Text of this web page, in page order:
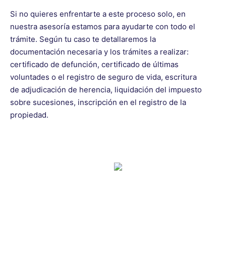
Si no quieres enfrentarte a este proceso solo, en
nuestra asesoría estamos para ayudarte con todo el
trámite. Según tu caso te detallaremos la
documentación necesaria y los trámites a realizar:
certificado de defunción, certificado de últimas
voluntades o el registro de seguro de vida, escritura
de adjudicación de herencia, liquidación del impuesto
sobre sucesiones, inscripción en el registro de la
propiedad.